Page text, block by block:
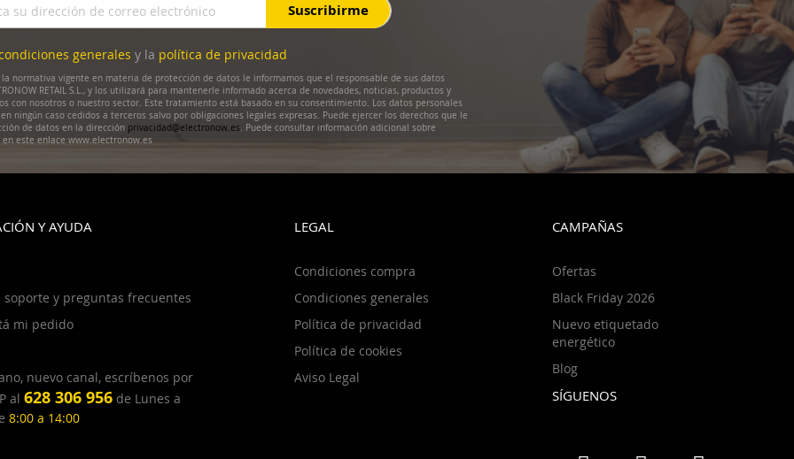
Suscribirme
generales y la política de privacidad
normativa vigente en materia de protección de datos le informamos que el responsable de sus datos
RETAIL S.L., y los utilizará para mantenerle informado acerca de novedades, noticias, productos y
con nosotros o nuestro sector. Este tratamiento está basado en su consentimiento. Los datos personales
ningún caso cedidos a terceros salvo por obligaciones legales expresas. Puede ejercer los derechos que le
de datos en la dirección privacidad@electronow.es. Puede consultar información adicional sobre
en este enlace www.electronow.es
Y AYUDA
soporte y preguntas frecuentes
mi pedido
nuevo canal, escríbenos por
al 628 306 956de Lunes a
8:00 a 14:00
LEGAL
Condiciones compra
Condiciones generales
Política de privacidad
Política de cookies
Aviso Legal
CAMPAÑAS
Ofertas
Black Friday 2026
Nuevo etiquetado
energético
Blog
SÍGUENOS